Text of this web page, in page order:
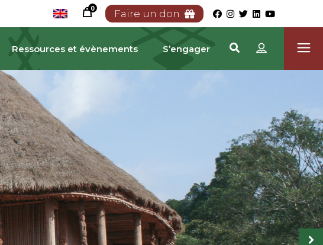
0 Faire un don
Ressources et évènements S’engager
PATRIMOINE